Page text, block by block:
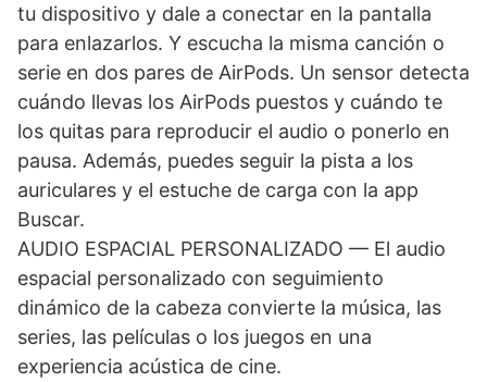
tu dispositivo y dale a conectar en la pantalla
para enlazarlos. Y escucha la misma canción o
serie en dos pares de AirPods. Un sensor detecta
cuándo llevas los AirPods puestos y cuándo te
los quitas para reproducir el audio o ponerlo en
pausa. Además, puedes seguir la pista a los
auriculares y el estuche de carga con la app
Buscar.
AUDIO ESPACIAL PERSONALIZADO — El audio
espacial personalizado con seguimiento
dinámico de la cabeza convierte la música, las
series, las películas o los juegos en una
experiencia acústica de cine.